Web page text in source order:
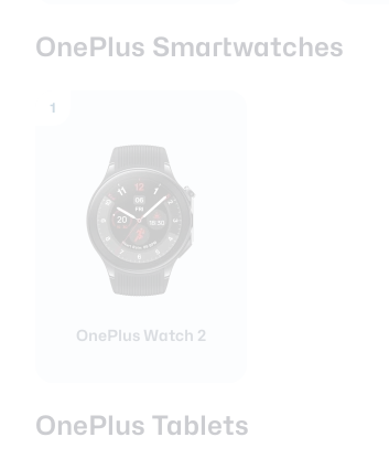
OnePlus Smartwatches
1
OnePlus Watch 2
OnePlus Tablets